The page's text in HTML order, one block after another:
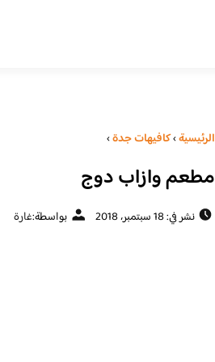
الرئيسية›كافيهات جدة›
مطعم وازاب دوج
نشر في: 18 سبتمبر، 2018 بواسطة:غارة